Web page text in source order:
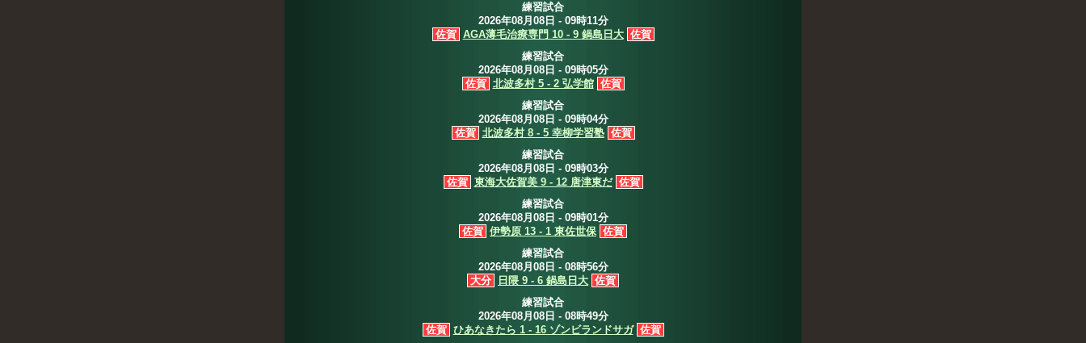
練習試合
2026年08月08日 - 09時11分
佐賀 AGA薄毛治療専門 10 - 9 鍋島日大 佐賀
練習試合
2026年08月08日 - 09時05分
佐賀 北波多村 5 - 2 弘学館 佐賀
練習試合
2026年08月08日 - 09時04分
佐賀 北波多村 8 - 5 幸柳学習塾 佐賀
練習試合
2026年08月08日 - 09時03分
佐賀 東海大佐賀美 9 - 12 唐津東だ 佐賀
練習試合
2026年08月08日 - 09時01分
佐賀 伊勢原 13 - 1 東佐世保 佐賀
練習試合
2026年08月08日 - 08時56分
大分
日隈 9 - 6 鍋島日大 佐賀
練習試合
2026年08月08日 - 08時49分
佐賀 ひあなきたら 1 - 16 ゾンビランドサガ 佐賀